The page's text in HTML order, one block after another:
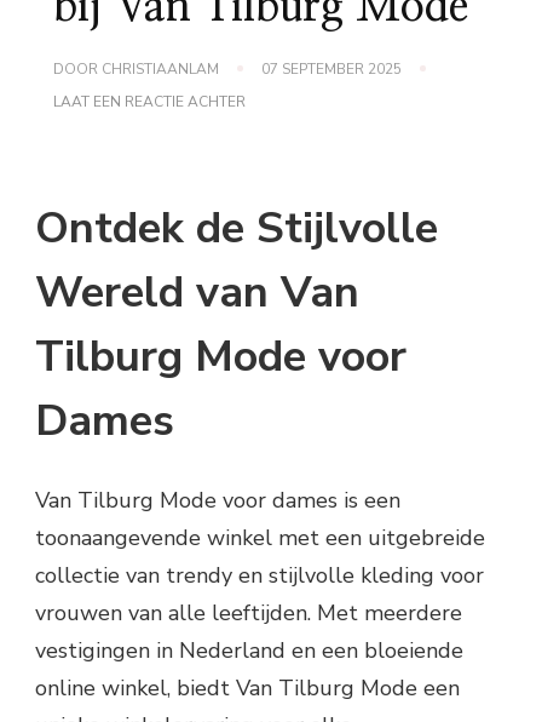
DOOR CHRISTIAANLAM
07 SEPTEMBER 2025
LAAT EEN REACTIE ACHTER
MODE
Ontdek de Stijlvolle
Wereld van Van
Tilburg Mode voor
Dames
Van Tilburg Mode voor dames is een
toonaangevende winkel met een uitgebreide
collectie van trendy en stijlvolle kleding voor
vrouwen van alle leeftijden. Met meerdere
vestigingen in Nederland en een bloeiende
online winkel, biedt Van Tilburg Mode een